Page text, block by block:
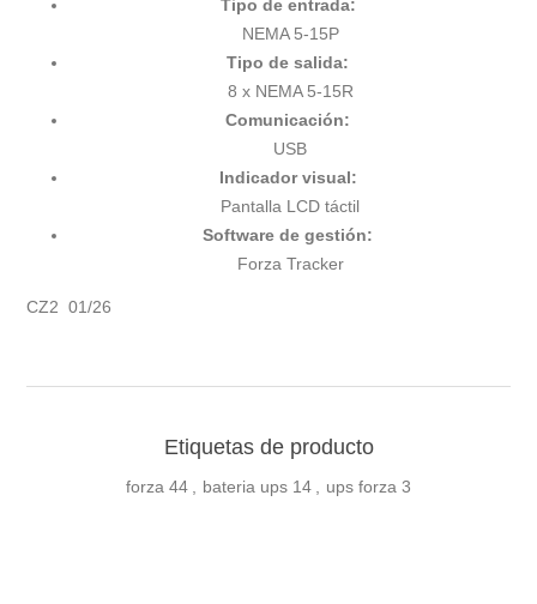
Tipo de entrada:
NEMA 5-15P
Tipo de salida:
8 x NEMA 5-15R
Comunicación:
USB
Indicador visual:
Pantalla LCD táctil
Software de gestión:
Forza Tracker
CZ2 01/26
Etiquetas de producto
forza 44 , bateria ups 14 , ups forza 3